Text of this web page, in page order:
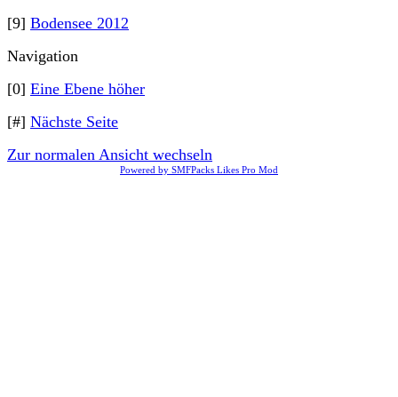
[9] Bodensee 2012
Navigation
[0] Eine Ebene höher
[#] Nächste Seite
Zur normalen Ansicht wechseln
Powered by SMFPacks Likes Pro Mod